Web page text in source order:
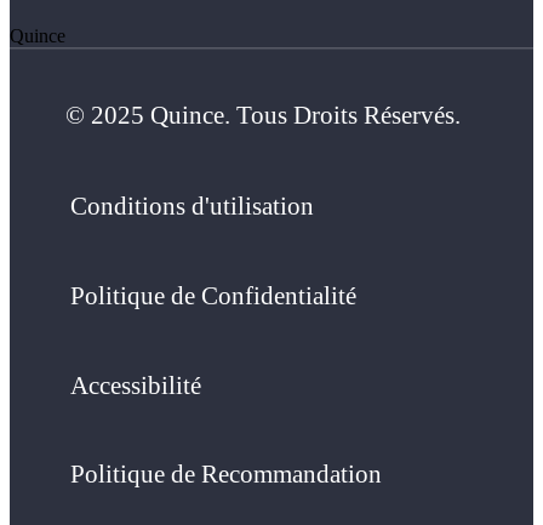
Quince
© 2025 Quince. Tous Droits Réservés.
Conditions d'utilisation
Politique de Confidentialité
Accessibilité
Politique de Recommandation